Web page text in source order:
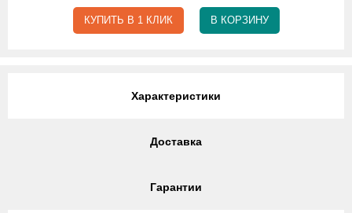
КУПИТЬ В 1 КЛИК В КОРЗИНУ
Характеристики
Доставка
Гарантии